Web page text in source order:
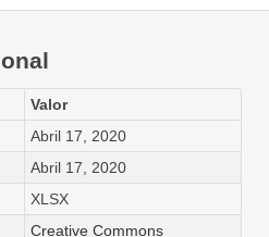
Valor
Abril 17, 2020
Abril 17, 2020
XLSX
Creative Commons